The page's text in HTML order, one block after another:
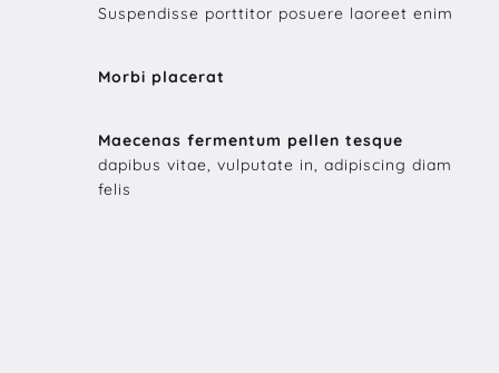
Suspendisse porttitor posuere laoreet enim
Morbi placerat
Maecenas fermentum pellen tesque
dapibus vitae, vulputate in, adipiscing diam
felis